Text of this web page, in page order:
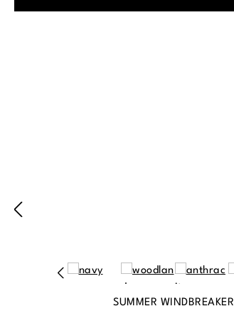
SUMMER WINDBREAKER